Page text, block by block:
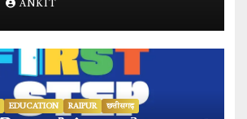
ANKIT
EDUCATION RAIPUR छत्तीसगढ़